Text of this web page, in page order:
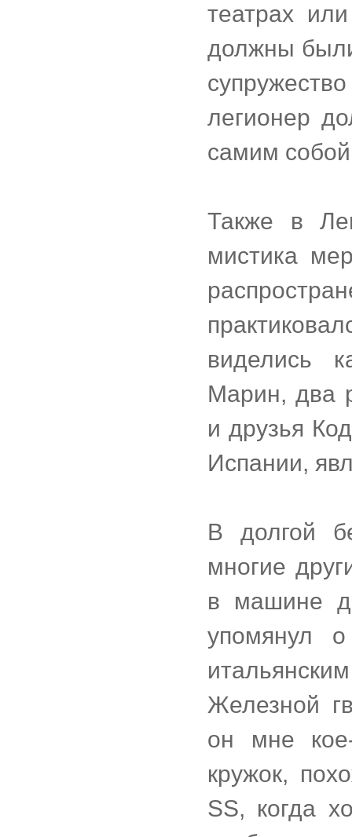
театрах
должны
легионер
самим
Также в
мистика
виделись
Марин, два
и друзья
Испании,
В долгой
многие
в машине
упомянул
Железной
он мне
кружок,
SS, когда